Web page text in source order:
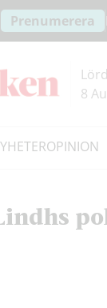
Prenumerera
8
OPINION